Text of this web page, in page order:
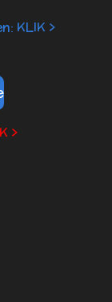
KLIK >
>